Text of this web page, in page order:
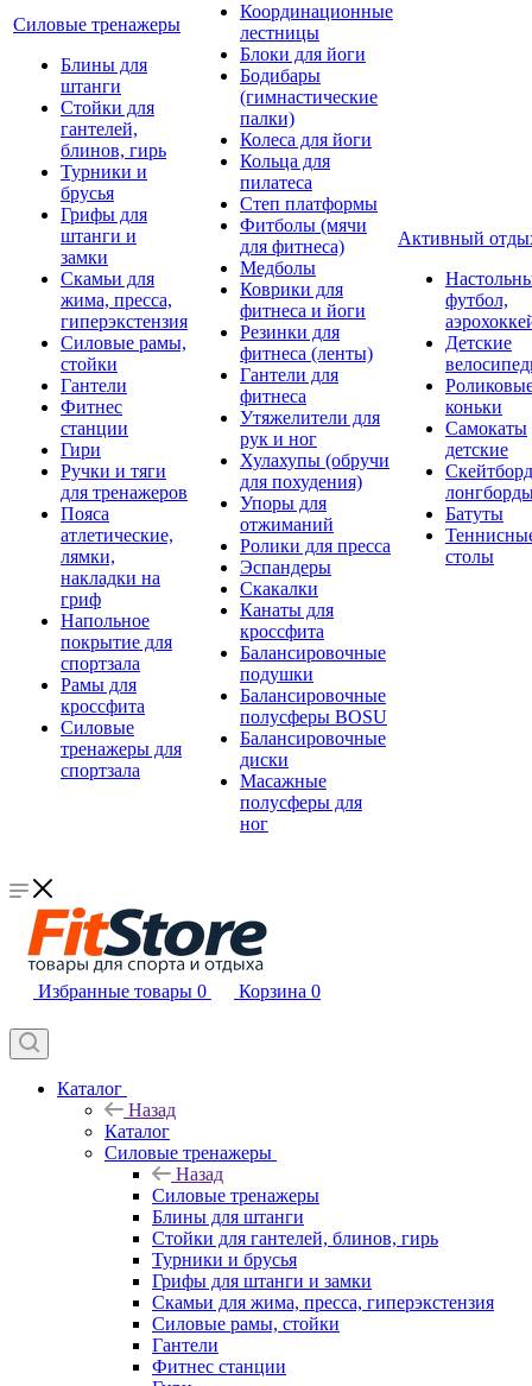
Силовые тренажеры
Блины для
штанги
Стойки для
гантелей,
блинов, гирь
Турники и
брусья
Грифы для
штанги и
замки
Скамьи для
жима, пресса,
гиперэкстензия
Силовые рамы,
стойки
Гантели
Фитнес
станции
Гири
Ручки и тяги
для тренажеров
Пояса
атлетические,
лямки,
накладки на
гриф
Напольное
покрытие для
спортзала
Рамы для
кроссфита
Силовые
тренажеры для
спортзала
Координационные
лестницы
Блоки для йоги
Бодибары
(гимнастические
палки)
Колеса для йоги
Кольца для
пилатеса
Степ платформы
Фитболы (мячи
для фитнеса)
Медболы
Коврики для
фитнеса и йоги
Резинки для
фитнеса (ленты)
Гантели для
фитнеса
Утяжелители для
рук и ног
Хулахупы (обручи
для похудения)
Упоры для
отжиманий
Ролики для пресса
Эспандеры
Скакалки
Канаты для
кроссфита
Балансировочные
подушки
Балансировочные
полусферы BOSU
Балансировочные
диски
Масажные
полусферы для
ног
Активный
футбол,
Детские
коньки
Самокаты
детские
Батуты
столы
Избранные товары 0 Корзина 0
Каталог
Назад
Каталог
Силовые тренажеры
Назад
Силовые тренажеры
Блины для штанги
Стойки для гантелей, блинов, гирь
Турники и брусья
Грифы для штанги и замки
Скамьи для жима, пресса, гиперэкстензия
Силовые рамы, стойки
Гантели
Фитнес станции